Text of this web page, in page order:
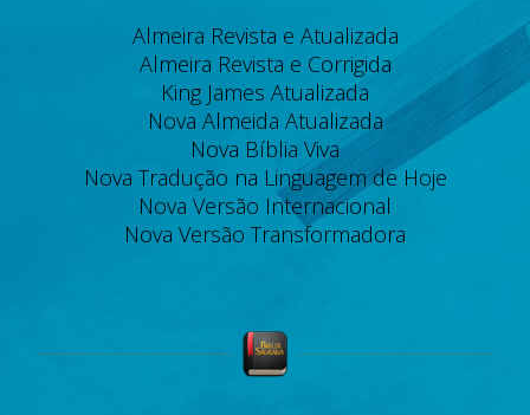
Almeira Revista e Atualizada
Almeira Revista e Corrigida
King James Atualizada
Nova Almeida Atualizada
Nova Bíblia Viva
Nova Tradução na Linguagem de Hoje
Nova Versão Internacional
Nova Versão Transformadora